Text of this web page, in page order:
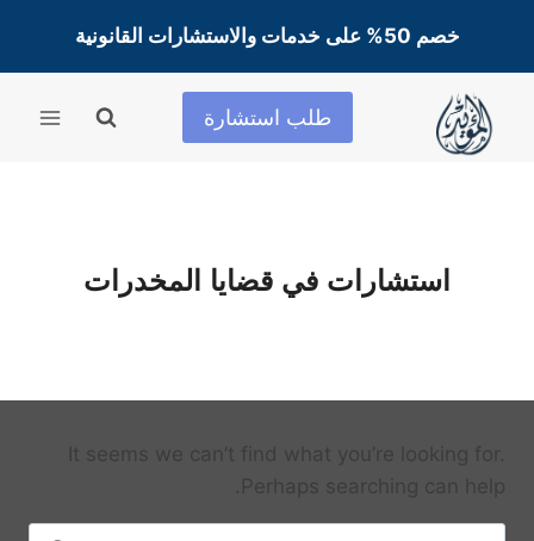
المحتوى
خصم 50% على خدمات والاستشارات القانونية
طلب استشارة
استشارات في قضايا المخدرات
It seems we can’t find what you’re looking for.
Perhaps searching can help.